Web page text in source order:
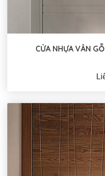
CỬA NHỰA VÂN